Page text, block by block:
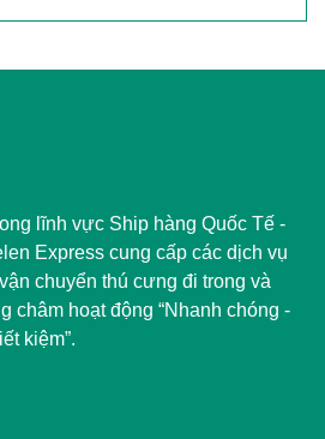
lĩnh vực Ship hàng Quốc Tế -
Express cung cấp các dịch vụ
chuyển thú cưng đi trong và
hoạt động “Nhanh chóng -
kiệm”.